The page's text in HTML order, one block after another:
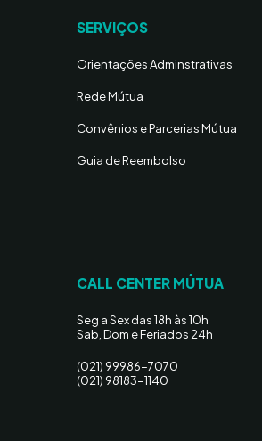
SERVIÇOS
Orientações Adminstrativas
Rede Mútua
Convênios e Parcerias Mútua
Guia de Reembolso
CALL CENTER MÚTUA
Seg a Sex das 18h às 10h
Sab, Dom e Feriados 24h
(021) 99986-7070
(021) 98183-1140